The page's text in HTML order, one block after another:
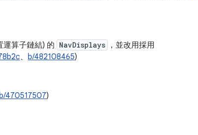
運算子鏈結) 的 NavDisplays ，並改用採用
、 b/482108465)
470517507)